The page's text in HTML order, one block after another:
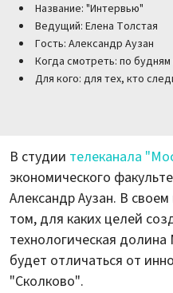
Название: "Интервью"
Ведущий: Елена Толстая
Гость: Александр Аузан
Когда смотреть: по
Для кого: для тех, кто
В студии телеканала
экономического
Александр Аузан. В
том, для каких целей
технологическая
будет отличаться от
"Сколково".